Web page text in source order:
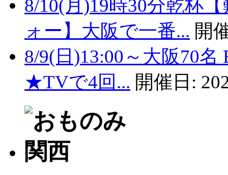
8/10(月)19時30分乾杯
ォー】大阪で一番... 開
8/9(日)13:00～大阪70
★TVで4回... 開催日: